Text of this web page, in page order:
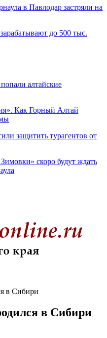
в Павлодар застряли на
до 500 тыс.
алтайские
Как Горный Алтай
защитить турагентов от
скоро будут ждать
в Сибири
в Сибири